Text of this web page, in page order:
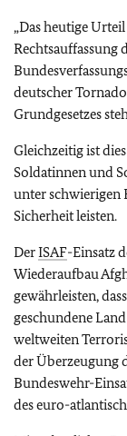
„Das heutige
Rechtsauffassung
deutscher
Grundgesetzes
Gleichzeitig ist
Soldatinnen und
unter schwierigen
Sicherheit leisten.
DerISAF-Einsatz
Wiederaufbau
gewährleisten,
geschundene
weltweiten
der Überzeugung
Bundeswehr-
des euro-